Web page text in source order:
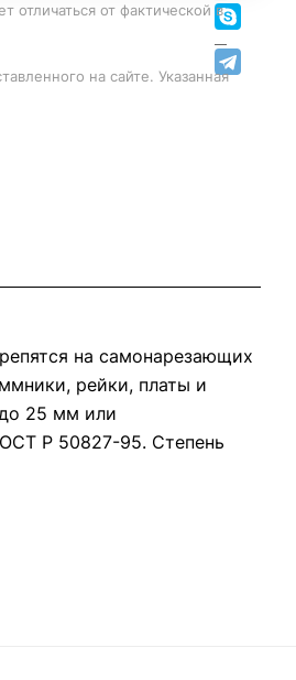
отличаться от фактической в
на сайте. Указанная
на самонарезающих
рейки, платы и
25 мм или
Р 50827-95. Степень